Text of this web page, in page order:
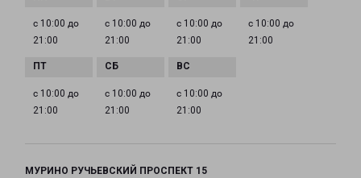
с 10:00 до
21:00
с 10:00 до
21:00
с 10:00 до
21:00
с 10:00 до
21:00
с 10:00 до
21:00
с 10:00 до
21:00
с 10:00 до
21:00
МУРИНО РУЧЬЕВСКИЙ ПРОСПЕКТ 15